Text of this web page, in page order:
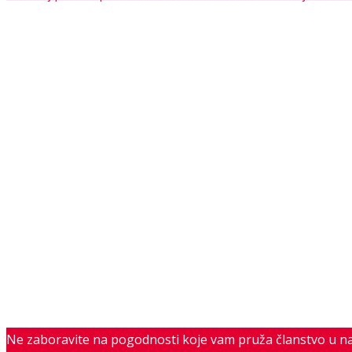
Ne zaboravite na pogodnosti koje vam pruža članstvo u